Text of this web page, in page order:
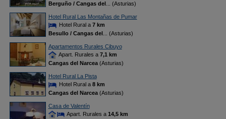
Berguño / Cangas del... (Asturias)
Hotel Rural Las Montañas de Pumar
Hotel Rural a 7 km
Besullo / Cangas del... (Asturias)
Apartamentos Rurales Cibuyo
Apart. Rurales a 7,1 km
Cangas del Narcea(Asturias)
Hotel Rural La Pista
Hotel Rural a 8 km
Cangas del Narcea(Asturias)
Casa de Valentín
Apart. Rurales a 14,5 km